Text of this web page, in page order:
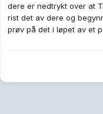
dere er nedtrykt over at
rist det av dere og
prøv på det i løpet av et